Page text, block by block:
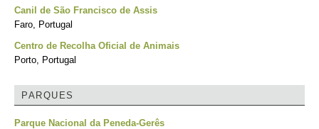
Canil de São Francisco de Assis
Faro, Portugal
Centro de Recolha Oficial de Animais
Porto, Portugal
PARQUES
Parque Nacional da Peneda-Gerês